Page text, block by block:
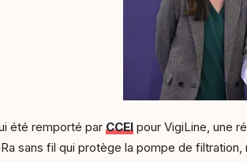
été remporté par CCEI pour VigiLine, une
sans fil qui protège la pompe de